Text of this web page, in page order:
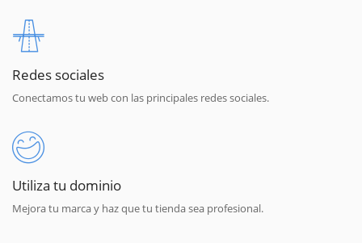
Redes sociales
Conectamos tu web con las principales redes sociales.
Utiliza tu dominio
Mejora tu marca y haz que tu tienda sea profesional.